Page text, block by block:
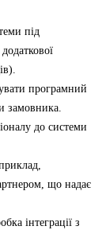
під
програмний
замовника.
до системи
що надає
інтеграції з